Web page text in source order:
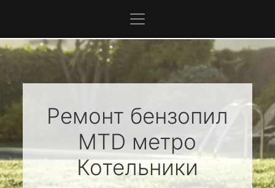
Ремонт бензопил
MTD метро
Котельники